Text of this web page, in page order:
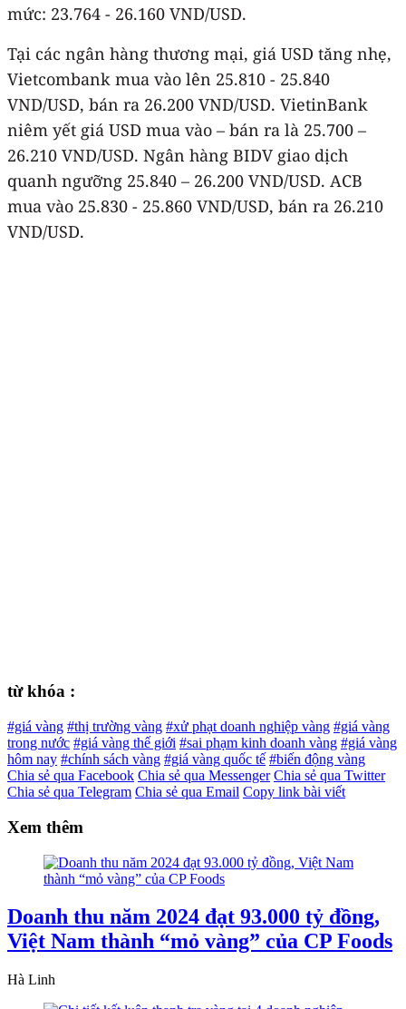
mức: 23.764 - 26.160 VND/USD.
Tại các ngân hàng thương mại, giá USD tăng nhẹ,
Vietcombank mua vào lên 25.810 - 25.840
VND/USD, bán ra 26.200 VND/USD. VietinBank
niêm yết giá USD mua vào – bán ra là 25.700 –
26.210 VND/USD. Ngân hàng BIDV giao dịch
quanh ngưỡng 25.840 – 26.200 VND/USD. ACB
mua vào 25.830 - 25.860 VND/USD, bán ra 26.210
VND/USD.
từ khóa :
#giá vàng #thị trường vàng #xử phạt doanh nghiệp vàng #giá vàng
trong nước #giá vàng thế giới #sai phạm kinh doanh vàng #giá vàng
hôm nay #chính sách vàng #giá vàng quốc tế #biến động vàng
Chia sẻ qua Facebook Chia sẻ qua Messenger Chia sẻ qua Twitter
Chia sẻ qua Telegram Chia sẻ qua Email Copy link bài viết
Xem thêm
Doanh thu năm 2024 đạt 93.000 tỷ đồng,
Việt Nam thành “mỏ vàng” của CP Foods
Hà Linh